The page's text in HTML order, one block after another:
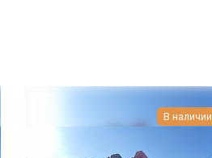
В наличии